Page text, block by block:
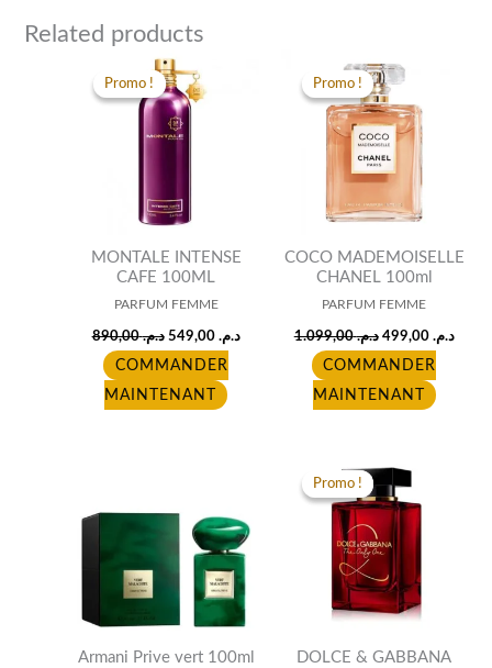
Related products
Promo !
Promo !
MONTALE INTENSE
CAFE 100ML
PARFUM FEMME
د.م.890,00
Original
price
was:
د.م. 549,00
COMMANDER
MAINTENANT
Promo !
Promo !
COCO MADEMOISELLE
CHANEL 100ml
PARFUM FEMME
د.م.1.099,00
price
was:
د.م. 499,00
COMMANDER
MAINTENANT
Armani Prive vert 100ml
Promo !
Promo !
DOLCE & GABBANA
price
was: